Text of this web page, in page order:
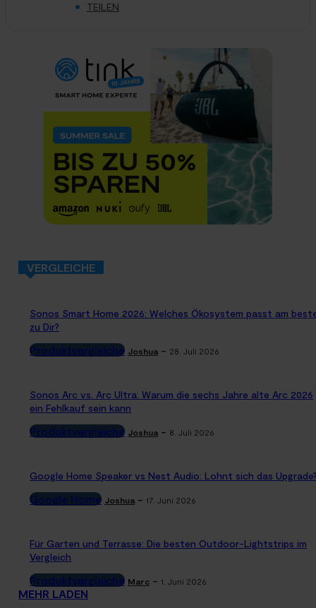
TEILEN
VERGLEICHE
Sonos Smart Home 2026: Welches Ökosystem passt am
zu Dir?
Produktvergleiche Joshua - 28. Juli 2026
Sonos Arc vs. Arc Ultra: Warum die sechs Jahre alte Arc 2026
ein Fehlkauf sein kann
Produktvergleiche Joshua - 8. Juli 2026
Google Home Speaker vs Nest Audio: Lohnt sich das
Google Home Joshua - 17. Juni 2026
Für Garten und Terrasse: Die besten Outdoor-Lightstrips im
Vergleich
Produktvergleiche Marc - 1. Juni 2026
MEHR LADEN